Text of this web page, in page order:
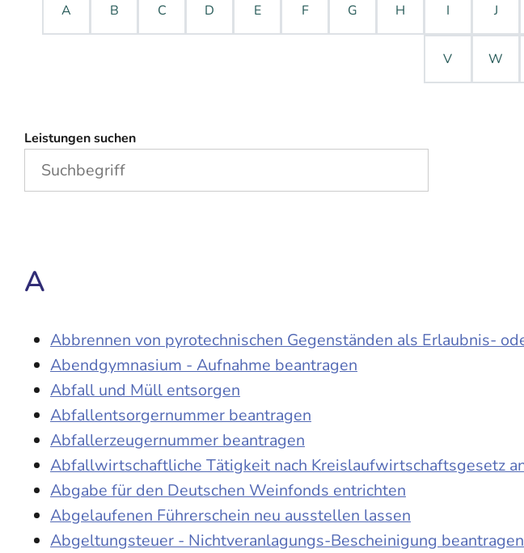
A B C D E F G H I J
V W
Leistungen suchen
A
Abbrennen von pyrotechnischen Gegenständen als Erlaubnis-
Abendgymnasium - Aufnahme beantragen
Abfall und Müll entsorgen
Abfallentsorgernummer beantragen
Abfallerzeugernummer beantragen
Abfallwirtschaftliche Tätigkeit nach Kreislaufwirtschaftsgesetz
Abgabe für den Deutschen Weinfonds entrichten
Abgelaufenen Führerschein neu ausstellen lassen
Abgeltungsteuer - Nichtveranlagungs-Bescheinigung beantragen